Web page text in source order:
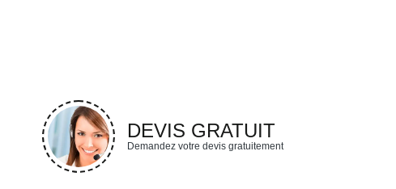
DEVIS GRATUIT
Demandez votre devis gratuitement